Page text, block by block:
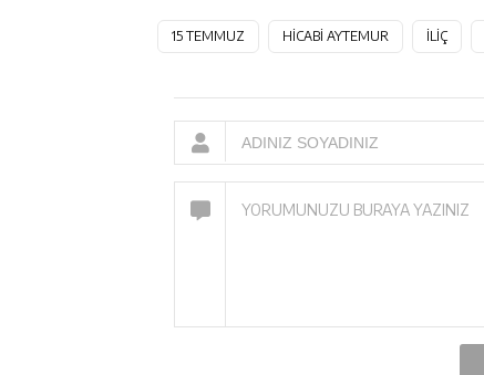
15 TEMMUZ HİCABİ AYTEMUR İLİÇ